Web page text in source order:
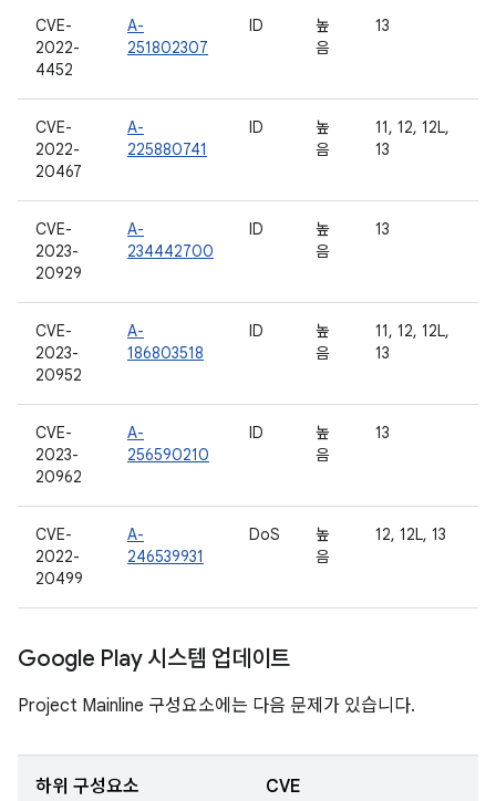
CVE-
2022-
4452
A-
251802307
ID
높
음
13
CVE-
2022-
20467
A-
225880741
ID
높
음
11, 12, 12L,
13
CVE-
2023-
20929
A-
234442700
ID
높
음
13
CVE-
2023-
20952
A-
186803518
ID
높
음
11, 12, 12L,
13
CVE-
2023-
20962
A-
256590210
ID
높
음
13
CVE-
2022-
20499
A-
246539931
DoS
높
음
12, 12L, 13
Google Play 시스템 업데이트
Project Mainline 구성요소에는 다음 문제가 있습니다.
하위 구성요소 CVE